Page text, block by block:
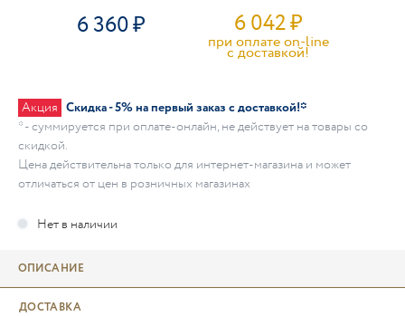
6 360 6 042₽
при оплате on-line
c доставкой!
Акция Скидка - 5% на первый заказ с доставкой!*
* - суммируется при оплате-онлайн, не действует на товары со
скидкой.
Цена действительна только для интернет-магазина и может
отличаться от цен в розничных магазинах
ОПИСАНИЕ
ДОСТАВКА